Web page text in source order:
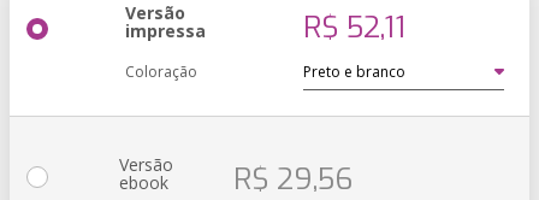
Versão
impressa R$ 52,11
Coloração
Versão
ebook R$ 29,56